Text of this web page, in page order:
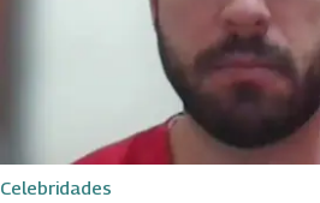
Celebridades